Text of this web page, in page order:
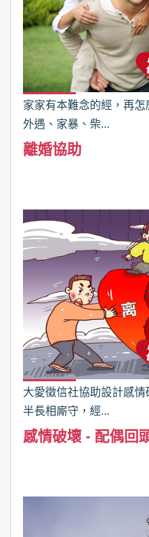
家家有本難念的經，再
外遇、家暴、柴...
離婚協助
大愛徵信社協助設計感
半長相廝守，經...
感情破壞 - 配偶回